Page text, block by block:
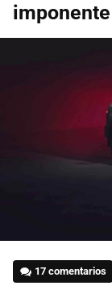
17 comentarios